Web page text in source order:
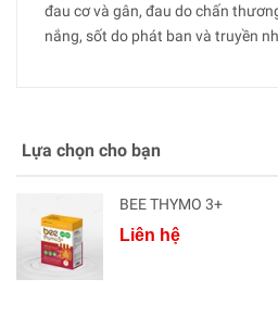
đau cơ và gân, đau do chấn
nắng, sốt do phát ban và truyền
Lựa chọn cho bạn
BEE THYMO 3+
Liên hệ